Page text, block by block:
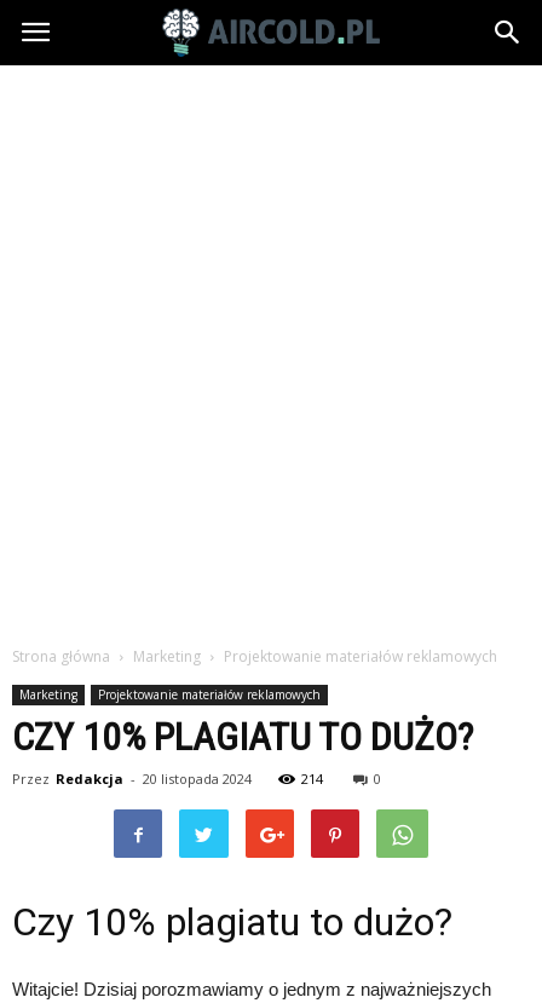
Aircold.pl
Strona główna Marketing Projektowanie materiałów reklamowych
Marketing Projektowanie materiałów reklamowych
CZY 10% PLAGIATU TO DUŻO?
Przez Redakcja - 20 listopada 2024 214 0
Czy 10% plagiatu to dużo?
Witajcie! Dzisiaj porozmawiamy o jednym z najważniejszych